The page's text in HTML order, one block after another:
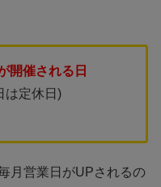
開催される日
は定休日)
月営業日がUPされるの